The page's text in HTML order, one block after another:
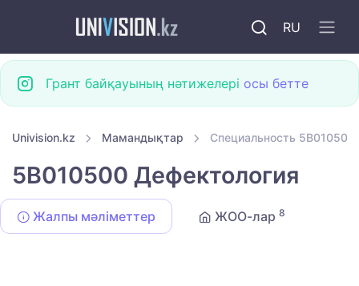
RU
Грант байқауының нәтижелері осы бетте
Univision.kz Мамандықтар Специальность 5B010500
5B010500 Дефектология
Жалпы мәліметтер ЖОО-лар 8